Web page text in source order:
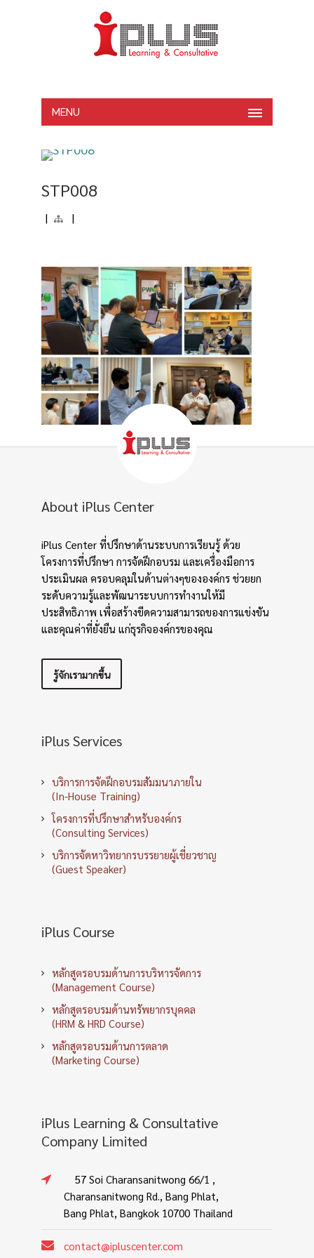
MENU
STP008
| |
About iPlus Center
iPlus Center ที่ปรึกษาด้านระบบการเรียนรู้ ด้วย
โครงการที่ปรึกษา การจัดฝึกอบรม และเครื่องมือการ
ประเมินผล ครอบคลุมในด้านต่างๆขององค์กร ช่วยยก
ระดับความรู้และพัฒนาระบบการทำงานให้มี
ประสิทธิภาพ เพื่อสร้างขีดความสามารถของการแข่งขัน
และคุณค่าที่ยั่งยืน แก่ธุรกิจองค์กรของคุณ
รู้จักเรามากขึ้น
iPlus Services
บริการการจัดฝึกอบรมสัมมนาภายใน
(In-House Training)
โครงการที่ปรึกษาสำหรับองค์กร
(Consulting Services)
บริการจัดหาวิทยากรบรรยายผู้เชี่ยวชาญ
(Guest Speaker)
iPlus Course
หลักสูตรอบรมด้านการบริหารจัดการ
(Management Course)
หลักสูตรอบรมด้านทรัพยากรบุคคล
(HRM & HRD Course)
หลักสูตรอบรมด้านการตลาด
(Marketing Course)
iPlus Learning & Consultative
Company Limited
57 Soi Charansanitwong 66/1 ,
Charansanitwong Rd., Bang Phlat,
Bang Phlat, Bangkok 10700 Thailand
contact@ipluscenter.com